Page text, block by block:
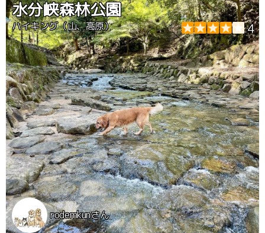
水分峡森林公園
ハイキング（山、高原） 4
rodemkunさん